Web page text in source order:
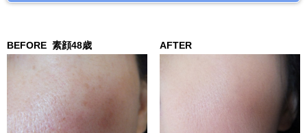
BEFORE 素顔48歳 AFTER